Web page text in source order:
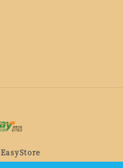
EasyStore